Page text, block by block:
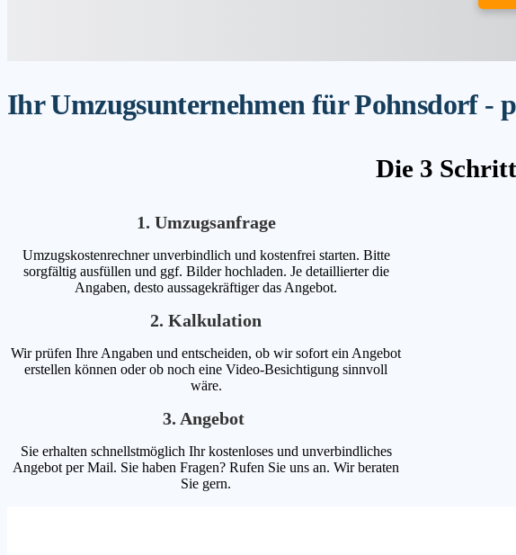
Ihr Umzugsunternehmen für Pohnsdorf -
Die 3
1. Umzugsanfrage
Umzugskostenrechner unverbindlich und kostenfrei starten. Bitte
sorgfältig ausfüllen und ggf. Bilder hochladen. Je detaillierter die
Angaben, desto aussagekräftiger das Angebot.
2. Kalkulation
Wir prüfen Ihre Angaben und entscheiden, ob wir sofort ein Angebot
erstellen können oder ob noch eine Video-Besichtigung sinnvoll
wäre.
3. Angebot
Sie erhalten schnellstmöglich Ihr kostenloses und unverbindliches
Angebot per Mail. Sie haben Fragen? Rufen Sie uns an. Wir beraten
Sie gern.